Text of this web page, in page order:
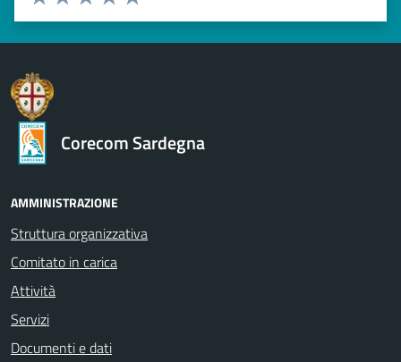
Valuta 5 stelle su 5
Valuta 4 stelle su 5
Valuta 3 stelle su 5
Valuta 2 stelle su 5
Valuta 1 stelle su 5
Corecom Sardegna
AMMINISTRAZIONE
Struttura organizzativa
Comitato in carica
Attività
Servizi
Documenti e dati